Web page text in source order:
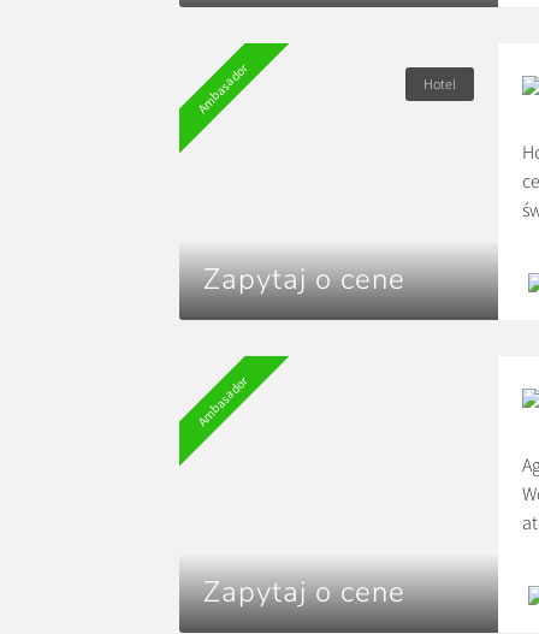
Ambasador Hotel
Zapytaj o cene
Ambasador
Zapytaj o cene